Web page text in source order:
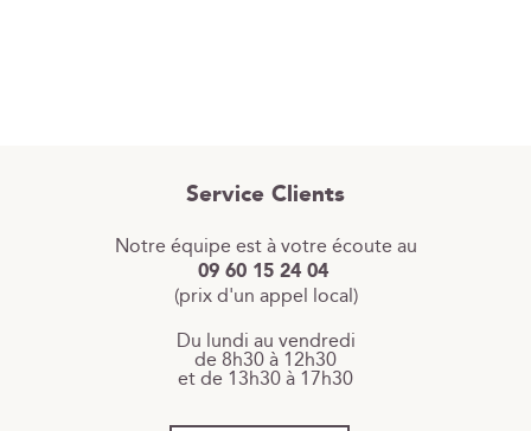
Service Clients
Notre équipe est à votre écoute au
09 60 15 24 04
(prix d'un appel local)
Du lundi au vendredi
de 8h30 à 12h30
et de 13h30 à 17h30